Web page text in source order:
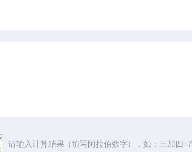
请输入计算结果（填写阿拉伯数字），如：三加四=7